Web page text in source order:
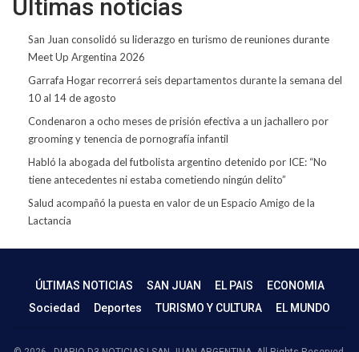
Últimas noticias
San Juan consolidó su liderazgo en turismo de reuniones durante
Meet Up Argentina 2026
Garrafa Hogar recorrerá seis departamentos durante la semana del
10 al 14 de agosto
Condenaron a ocho meses de prisión efectiva a un jachallero por
grooming y tenencia de pornografía infantil
Habló la abogada del futbolista argentino detenido por ICE: “No
tiene antecedentes ni estaba cometiendo ningún delito”
Salud acompañó la puesta en valor de un Espacio Amigo de la
Lactancia
ÚLTIMAS NOTICIAS SAN JUAN EL PAIS
ECONOMIA
Sociedad
Deportes TURISMO Y CULTURA EL MUNDO